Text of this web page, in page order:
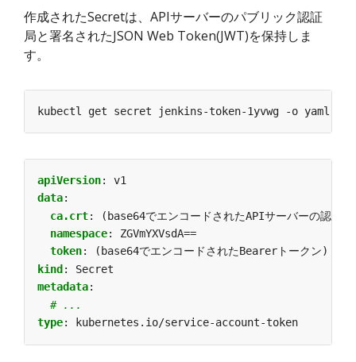
作成されたSecretは、APIサーバーのパブリック認証
局と署名されたJSON Web Token(JWT)を保持しま
す。
apiVersion:
v1
data:
ca.crt:
(base64でエンコードされたAPIサーバーの認証
namespace:
ZGVmYXVsdA==
token:
(base64でエンコードされたBearerトークン)
kind :
Secret
metadata:
# ...
type: kubernetes.io/service-account-token